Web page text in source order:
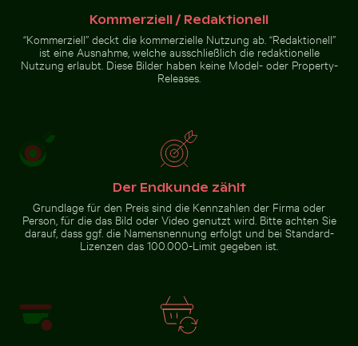
Zur Stock-Kollektion
Kommerziell / Redaktionell
“Kommerziell” deckt die kommerzielle Nutzung ab. “Redaktionell”
ist eine Ausnahme, welche ausschließlich die redaktionelle
Nutzung erlaubt. Diese Bilder haben keine Model- oder Property-
Releases.
Der Endkunde zählt
Grundlage für den Preis sind die Kennzahlen der Firma oder
Person, für die das Bild oder Video genutzt wird. Bitte achten Sie
darauf, dass ggf. die Namensnennung erfolgt und bei Standard-
Lizenzen das 100.000-Limit gegeben ist.